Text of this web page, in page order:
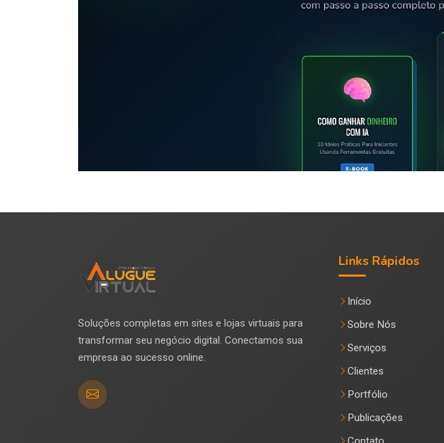
Soluções completas em sites e lojas virtuais para
transformar seu negócio digital. Conectamos sua
empresa ao sucesso online.
Links Rápidos
Início
Sobre Nós
Serviços
Clientes
Portfólio
Publicações